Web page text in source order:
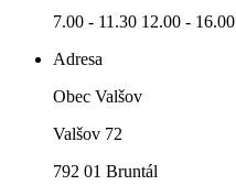
7.00 - 11.30 12.00 - 16.00
Adresa
Obec Valšov
Valšov 72
792 01 Bruntál